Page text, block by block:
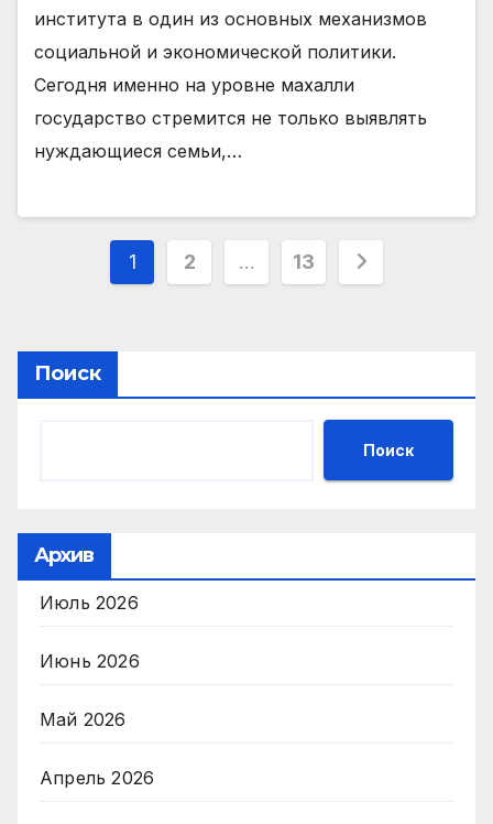
института в один из основных механизмов
социальной и экономической политики.
Сегодня именно на уровне махалли
государство стремится не только выявлять
нуждающиеся семьи,…
Навигация
записям
1 2 … 13
Поиск
Поиск
Архив
Июль 2026
Июнь 2026
Май 2026
Апрель 2026